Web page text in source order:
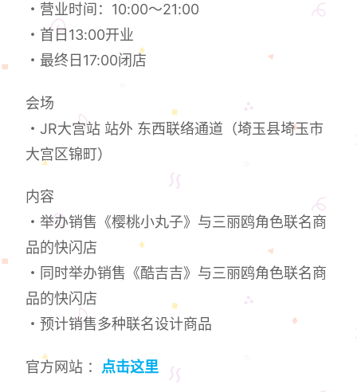
・营业时间：10:00～21:00
・首日13:00开业
・最终日17:00闭店
会场
・JR大宫站 站外 东西联络通道（埼玉县埼玉市
大宫区锦町）
内容
・举办销售《樱桃小丸子》与三丽鸥角色联名商
品的快闪店
・同时举办销售《酷吉吉》与三丽鸥角色联名商
品的快闪店
・预计销售多种联名设计商品
官方网站 ： 点击这里